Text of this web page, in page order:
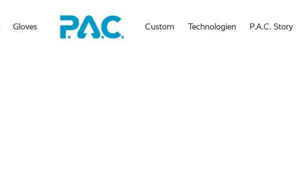
Gloves Custom Technologien P.A.C. Story